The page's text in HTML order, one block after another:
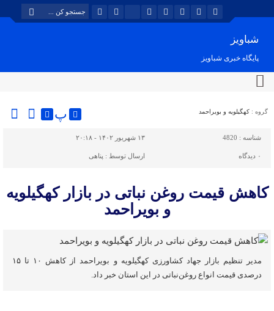
شباویز
پایگاه خبری شباویز
گروه : کهگیلویه و بویراحمد پ
شناسه : 4820 ۱۳ شهریور ۱۴۰۲ - ۲۰:۱۸
۰ دیدگاه ارسال توسط : پناهی
کاهش قیمت روغن نباتی در بازار کهگیلویه
و بویراحمد
مدیر تنظیم بازار جهاد کشاورزی کهگیلویه و بویراحمد از کاهش ۱۰ تا ۱۵
درصدی قیمت انواع روغن‌نباتی در این استان خبر داد.